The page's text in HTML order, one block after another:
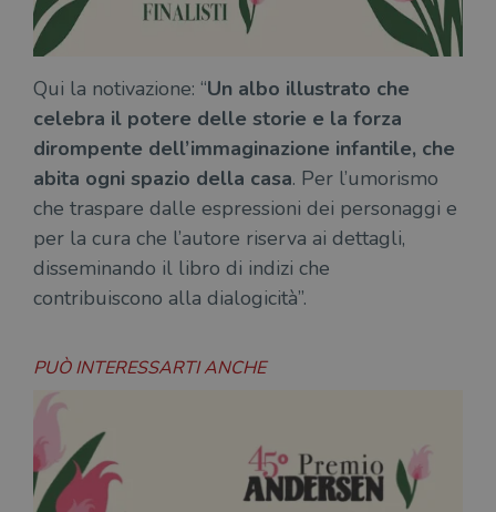
Qui la notivazione: “Un albo illustrato che
celebra il potere delle storie e la forza
dirompente dell’immaginazione infantile, che
abita ogni spazio della casa. Per l’umorismo
che traspare dalle espressioni dei personaggi e
per la cura che l’autore riserva ai dettagli,
disseminando il libro di indizi che
contribuiscono alla dialogicità”.
PUÒ INTERESSARTI ANCHE